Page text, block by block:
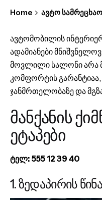
Home ავტო სამრეცხაო
ავტომობილის
ადამიანები
მოვლილი სალონი არა
კომფორტის
ჯანმრთელობაზე და
მანქანის
ეტაპები
ტელ: 555 12 39 40
1. ზედაპირის